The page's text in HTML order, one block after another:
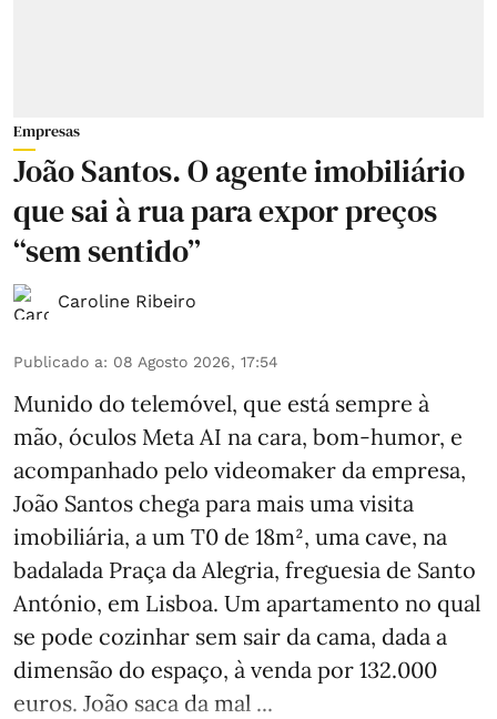
Empresas
João Santos. O agente imobiliário
que sai à rua para expor preços
“sem sentido”
Caroline Ribeiro
Publicado a: 08 Agosto 2026, 17:54
Munido do telemóvel, que está sempre à
mão, óculos Meta AI na cara, bom-humor, e
acompanhado pelo videomaker da empresa,
João Santos chega para mais uma visita
imobiliária, a um T0 de 18m², uma cave, na
badalada Praça da Alegria, freguesia de Santo
António, em Lisboa. Um apartamento no qual
se pode cozinhar sem sair da cama, dada a
dimensão do espaço, à venda por 132.000
euros. João saca da mal ...